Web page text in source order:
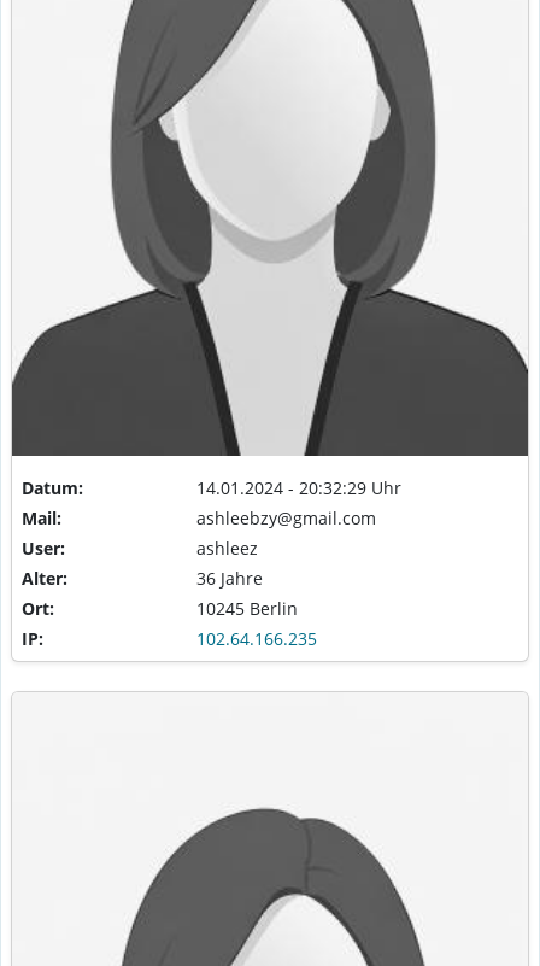
Datum:
14.01.2024 - 20:32:29 Uhr
Mail:
ashleebzy@gmail.com
User:
ashleez
Alter:
36 Jahre
Ort:
10245 Berlin
IP:
102.64.166.235